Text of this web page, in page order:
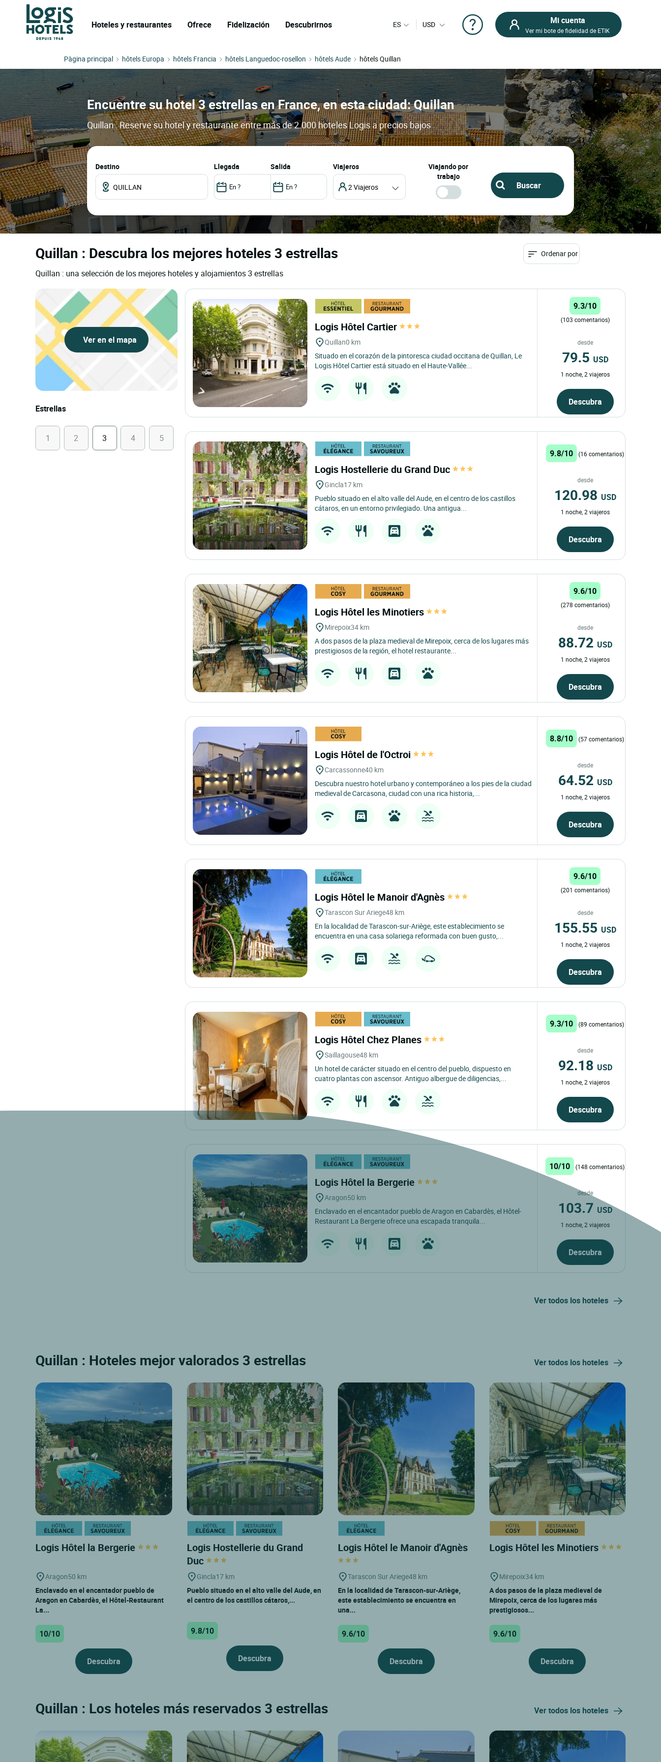
Hoteles y restaurantes Ofrece Fidelización Descubrirnos ES USD Mi cuenta
Ver mi bote de fidelidad de ETIK
Pàgina principal hôtels Europa hôtels Francia hôtels Languedoc-rosellon hôtels Aude hôtels Quillan
Encuentre su hotel 3 estrellas en France, en esta ciudad: Quillan
Quillan : Reserve su hotel y restaurante entre más de 2.000 hoteles Logis a precios bajos
Destino llegada salida Viajeros
2 Viajeros
Viajando por
trabajo
Quillan : Descubra los mejores hoteles 3 estrellas
Quillan : una selección de los mejores hoteles y alojamientos 3 estrellas
Ordenar por
Ver en el mapa
Estrellas
1 2 3 4 5
Logis Hôtel Cartier
Quillan0 km
Situado en el corazón de la pintoresca ciudad occitana de Quillan, Le
Logis Hôtel Cartier está situado en el Haute-Vallée...
9.3/10
(103 comentarios)
desde
79.5 USD
1 noche, 2 viajeros
Descubra
Logis Hostellerie du Grand Duc
Gincla17 km
Pueblo situado en el alto valle del Aude, en el centro de los castillos
cátaros, en un entorno privilegiado. Una antigua...
9.8/10 (16 comentarios)
desde
120.98 USD
1 noche, 2 viajeros
Descubra
Logis Hôtel les Minotiers
Mirepoix34 km
A dos pasos de la plaza medieval de Mirepoix, cerca de los lugares más
prestigiosos de la región, el hotel restaurante...
9.6/10
(278 comentarios)
desde
88.72 USD
1 noche, 2 viajeros
Descubra
Logis Hôtel de l'Octroi
Carcassonne40 km
Descubra nuestro hotel urbano y contemporáneo a los pies de la ciudad
medieval de Carcasona, ciudad con una rica historia,...
8.8/10 (57 comentarios)
desde
64.52 USD
1 noche, 2 viajeros
Descubra
Logis Hôtel le Manoir d'Agnès
Tarascon Sur Ariege48 km
En la localidad de Tarascon-sur-Ariège, este establecimiento se
encuentra en una casa solariega reformada con buen gusto,...
9.6/10
(201 comentarios)
desde
155.55 USD
1 noche, 2 viajeros
Descubra
Logis Hôtel Chez Planes
Saillagouse48 km
Un hotel de carácter situado en el centro del pueblo, dispuesto en
cuatro plantas con ascensor. Antiguo albergue de diligencias,...
9.3/10 (89 comentarios)
desde
92.18 USD
1 noche, 2 viajeros
Descubra
Logis Hôtel la Bergerie
Aragon50 km
Enclavado en el encantador pueblo de Aragon en Cabardès, el Hôtel-
Restaurant La Bergerie ofrece una escapada tranquila...
10/10 (148 comentarios)
desde
103.7 USD
1 noche, 2 viajeros
Descubra
Ver todos los hoteles
Quillan : Hoteles mejor valorados 3 estrellas Ver todos los hoteles
Logis Hôtel la Bergerie
Aragon50 km
Enclavado en el encantador pueblo de
Aragon en Cabardès, el Hôtel-Restaurant
La...
10/10
Descubra
Logis Hostellerie du Grand
Duc
Gincla17 km
Pueblo situado en el alto valle del Aude, en
el centro de los castillos cátaros,...
9.8/10
Descubra
Logis Hôtel le Manoir d'Agnès
Tarascon Sur Ariege48 km
En la localidad de Tarascon-sur-Ariège,
este establecimiento se encuentra en
una...
9.6/10
Descubra
Logis Hôtel les Minotiers
Mirepoix34 km
A dos pasos de la plaza medieval de
Mirepoix, cerca de los lugares más
prestigiosos...
9.6/10
Descubra
Quillan : Los hoteles más reservados 3 estrellas Ver todos los hoteles